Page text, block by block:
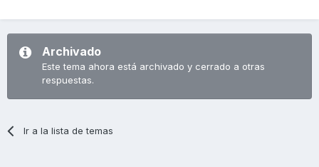
Archivado
Este tema ahora está archivado y cerrado a otras
respuestas.
Ir a la lista de temas